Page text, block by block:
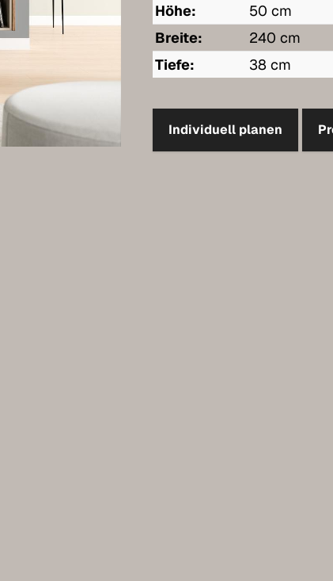
Höhe:
50 cm
Breite:
240 cm
Tiefe:
38 cm
Individuell planen